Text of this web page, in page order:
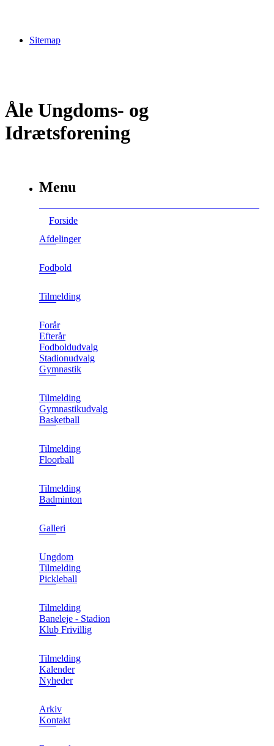
Sitemap
Åle Ungdoms- og
Idrætsforening
Menu
Forside
Afdelinger
Fodbold
Tilmelding
Forår
Efterår
Fodboldudvalg
Stadionudvalg
Gymnastik
Tilmelding
Gymnastikudvalg
Basketball
Tilmelding
Floorball
Tilmelding
Badminton
Galleri
Ungdom
Tilmelding
Pickleball
Tilmelding
Baneleje - Stadion
Klub Frivillig
Tilmelding
Kalender
Nyheder
Arkiv
Kontakt